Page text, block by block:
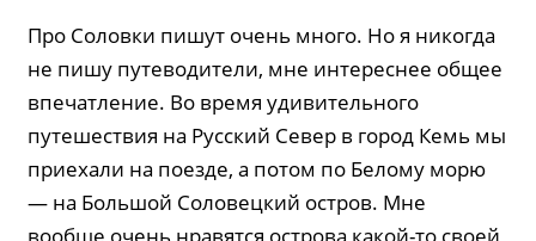
Про Соловки пишут очень много. Но я никогда
не пишу путеводители, мне интереснее общее
впечатление. Во время удивительного
путешествия на Русский Север в город Кемь мы
приехали на поезде, а потом по Белому морю
— на Большой Соловецкий остров. Мне